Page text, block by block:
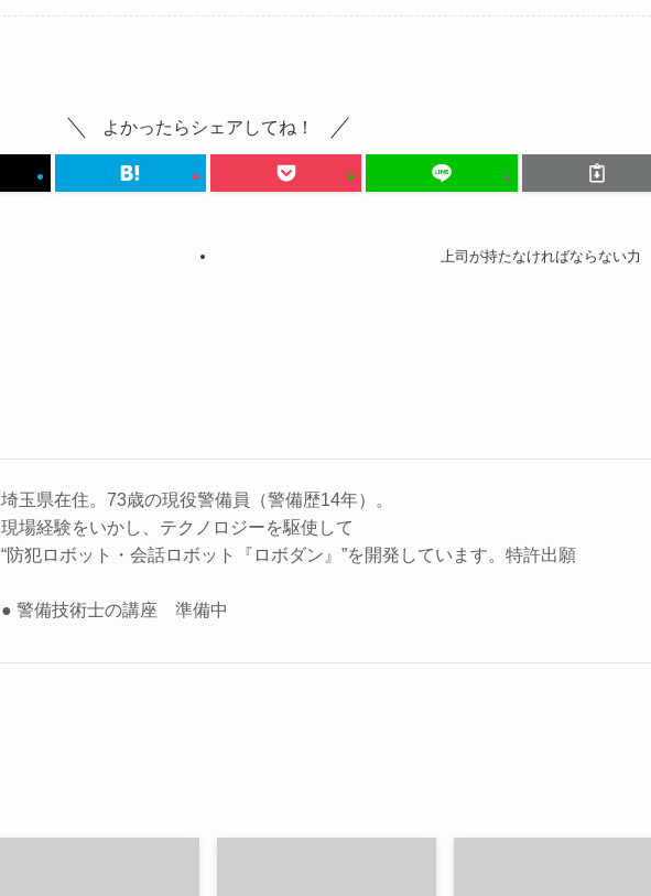
よかったらシェアしてね！
上司が持たなければならない力
埼玉県在住。73歳の現役警備員（警備歴14年）。
現場経験をいかし、テクノロジーを駆使して
“防犯ロボット・会話ロボット『ロボダン』”を開発しています。特許出願
● 警備技術士の講座 準備中